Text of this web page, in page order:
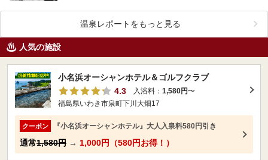
温泉レポートをもっと見る
人気の施設
小名浜オーシャンホテル＆ゴルフクラブ
4.3
入浴料： 1,580円〜
福島県いわき市泉町下川大畑17
クーポン 『小名浜オーシャンホテル』大人入泉料580円引き
通常1,580円 → 1,000円（580円お得！）